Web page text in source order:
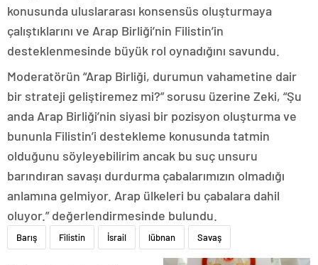
konusunda uluslararası konsensüs oluşturmaya
çalıştıklarını ve Arap Birliği’nin Filistin’in
desteklenmesinde büyük rol oynadığını savundu.
Moderatörün “Arap Birliği, durumun vahametine dair
bir strateji geliştiremez mi?” sorusu üzerine Zeki, “Şu
anda Arap Birliği’nin siyasi bir pozisyon oluşturma ve
bununla Filistin’i destekleme konusunda tatmin
olduğunu söyleyebilirim ancak bu suç unsuru
barındıran savaşı durdurma çabalarımızın olmadığı
anlamına gelmiyor. Arap ülkeleri bu çabalara dahil
oluyor.” değerlendirmesinde bulundu.
Barış Filistin İsrail lübnan Savaş